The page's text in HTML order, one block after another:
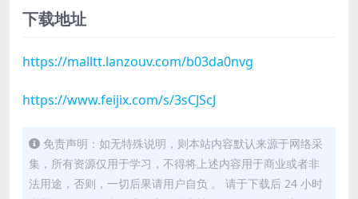
下载地址
https://malltt.lanzouv.com/b03da0nvg
https://www.feijix.com/s/3sCJScJ
免责声明：如无特殊说明，则本站内容默认来源于网络采
集，所有资源仅用于学习，不得将上述内容用于商业或者非
法用途，否则，一切后果请用户自负 。 请于下载后 24 小时